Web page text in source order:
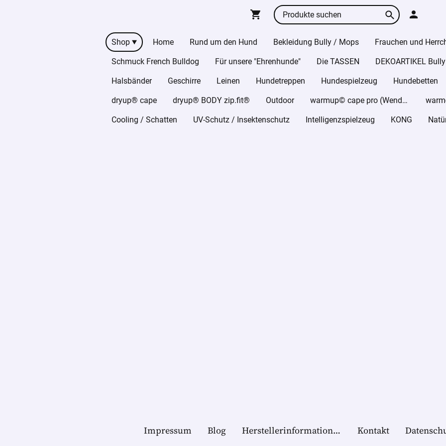
Shop Home Rund um den Hund Bekleidung Bully / Mops Frauchen und
Schmuck French Bulldog Für unsere "Ehrenhunde" Die TASSEN DEKOARTIKEL
Halsbänder Geschirre Leinen Hundetreppen Hundespielzeug Hundebetten
dryup® cape dryup® BODY zip.fit® Outdoor warmup© cape pro (Wende-Cape)
Cooling / Schatten UV-Schutz / Insektenschutz Intelligenzspielzeug KONG
Impressum Blog Herstellerinformationen Kontakt